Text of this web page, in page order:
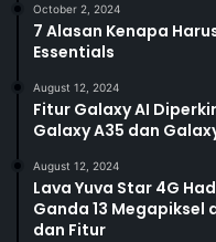
October 2, 2024
7 Alasan Kenapa
Essentials
August 12, 2024
Fitur Galaxy AI
Galaxy A35 dan
August 12, 2024
Lava Yuva Star 4G
Ganda 13 Megapiksel
dan Fitur